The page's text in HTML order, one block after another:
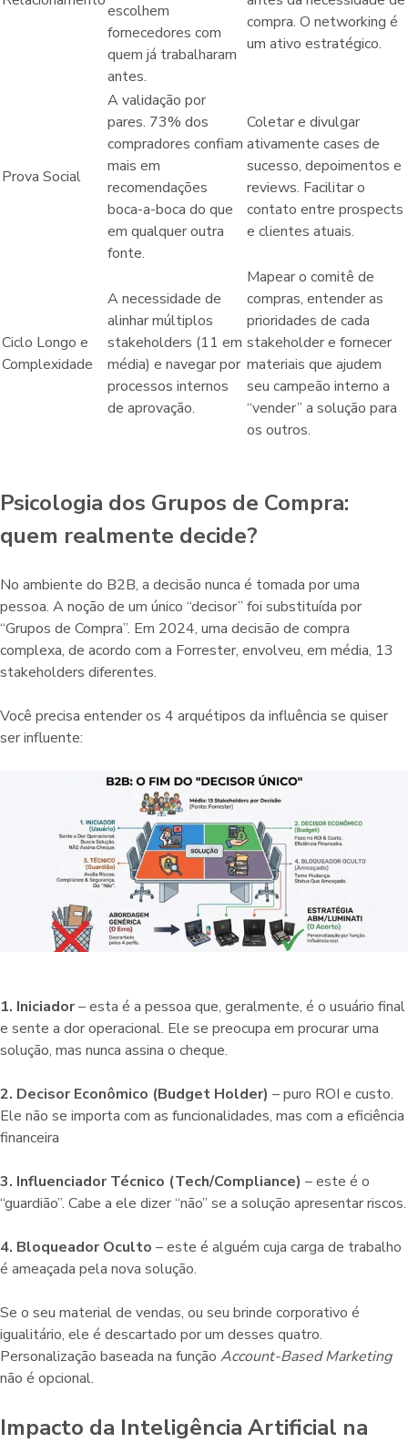
escolhem
fornecedores com
quem já trabalharam
antes.
compra. O networking é
um ativo estratégico.
Prova Social
A validação por
pares. 73% dos
compradores confiam
mais em
recomendações
boca-a-boca do que
em qualquer outra
fonte.
Coletar e divulgar
ativamente cases de
sucesso, depoimentos e
reviews. Facilitar o
contato entre prospects
e clientes atuais.
Ciclo Longo e
Complexidade
A necessidade de
alinhar múltiplos
stakeholders (11 em
média) e navegar por
processos internos
de aprovação.
Mapear o comitê de
compras, entender as
prioridades de cada
stakeholder e fornecer
materiais que ajudem
seu campeão interno a
“vender” a solução para
os outros.
Psicologia dos Grupos de Compra:
quem realmente decide?
No ambiente do B2B, a decisão nunca é tomada por uma
pessoa. A noção de um único “decisor” foi substituída por
“Grupos de Compra”. Em 2024, uma decisão de compra
complexa, de acordo com a Forrester, envolveu, em média, 13
stakeholders diferentes.
Você precisa entender os 4 arquétipos da influência se quiser
ser influente:
1. Iniciador– esta é a pessoa que, geralmente, é o usuário final
e sente a dor operacional. Ele se preocupa em procurar uma
solução, mas nunca assina o cheque.
2. Decisor Econômico (Budget Holder) – puro ROI e custo.
Ele não se importa com as funcionalidades, mas com a eficiência
financeira
3. Influenciador Técnico (Tech/Compliance) – este é o
“guardião”. Cabe a ele dizer “não” se a solução apresentar riscos.
4. Bloqueador Oculto – este é alguém cuja carga de trabalho
é ameaçada pela nova solução.
Se o seu material de vendas, ou seu brinde corporativo é
igualitário, ele é descartado por um desses quatro.
Personalização baseada na função Account-Based Marketing
não é opcional.
Impacto da Inteligência Artificial na